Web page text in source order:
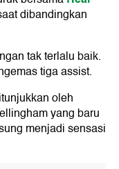
dibandingkan
tak terlalu baik.
tiga assist.
oleh
yang baru
menjadi sensasi